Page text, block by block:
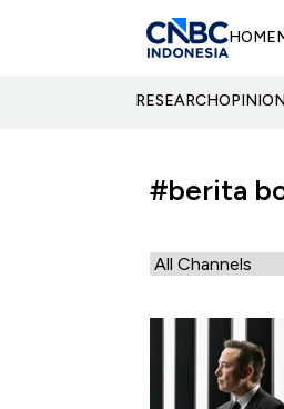
HOME
RESEARCHOPINION
#berita